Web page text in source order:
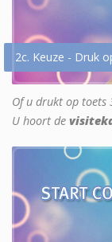
2c. Keuze - Druk
Of u drukt op toets
U hoort de